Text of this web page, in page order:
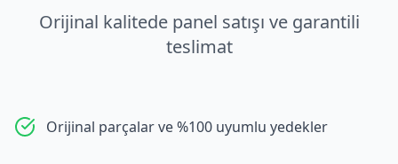
Orijinal kalitede panel satışı ve garantili
teslimat
Orijinal parçalar ve %100 uyumlu yedekler